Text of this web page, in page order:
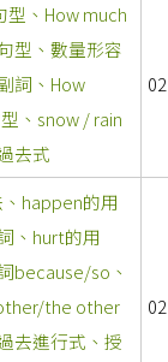
型、How much
型、數量形容
詞、How
、snow / rain
去式
happen的用
、hurt的用
because/so、
the other
去進行式、授